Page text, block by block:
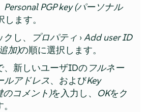
Personal PGP key (パーソナル
します。
し、
プロパティ ›Add user ID
加)の順に選択します。
、新しいユーザIDのフルネー
ルアドレス、およびKey
のコメント)を入力し、 OKをク